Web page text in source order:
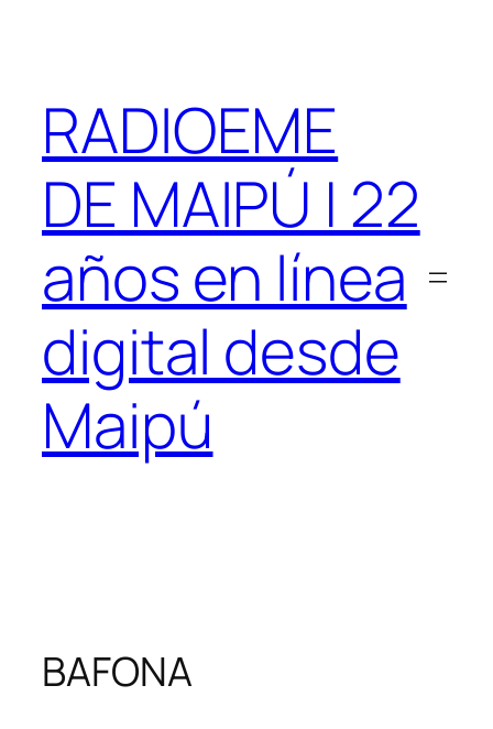
RADIOEME
DE MAIPÚ | 22
años en línea
digital desde
Maipú
BAFONA